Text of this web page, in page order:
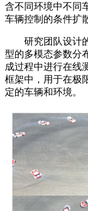
含不同环境中不同
车辆控制的条件扩
研究团队设计的
型的多模态参数分
成过程中进行在线
框架中，用于在极
定的车辆和环境。